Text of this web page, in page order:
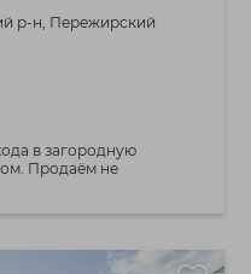
р-н, Пережирский
в загородную
Продаём не